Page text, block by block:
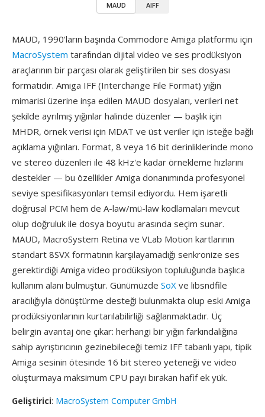
MAUD AIFF
MAUD, 1990'ların başında Commodore Amiga platformu için
MacroSystem tarafından dijital video ve ses prodüksiyon
araçlarının bir parçası olarak geliştirilen bir ses dosyası
formatıdır. Amiga IFF (Interchange File Format) yığın
mimarisi üzerine inşa edilen MAUD dosyaları, verileri net
şekilde ayrılmış yığınlar halinde düzenler — başlık için
MHDR, örnek verisi için MDAT ve üst veriler için isteğe bağlı
açıklama yığınları. Format, 8 veya 16 bit derinliklerinde mono
ve stereo düzenleri ile 48 kHz'e kadar örnekleme hızlarını
destekler — bu özellikler Amiga donanımında profesyonel
seviye spesifikasyonları temsil ediyordu. Hem işaretli
doğrusal PCM hem de A-law/mü-law kodlamaları mevcut
olup doğruluk ile dosya boyutu arasında seçim sunar.
MAUD, MacroSystem Retina ve VLab Motion kartlarının
standart 8SVX formatının karşılayamadığı senkronize ses
gerektirdiği Amiga video prodüksiyon topluluğunda başlıca
kullanım alanı bulmuştur. Günümüzde SoX ve libsndfile
aracılığıyla dönüştürme desteği bulunmakta olup eski Amiga
prodüksiyonlarının kurtarılabilirliği sağlanmaktadır. Üç
belirgin avantaj öne çıkar: herhangi bir yığın farkındalığına
sahip ayrıştırıcının gezinebileceği temiz IFF tabanlı yapı, tipik
Amiga sesinin ötesinde 16 bit stereo yeteneği ve video
oluşturmaya maksimum CPU payı bırakan hafif ek yük.
Geliştirici: MacroSystem Computer GmbH